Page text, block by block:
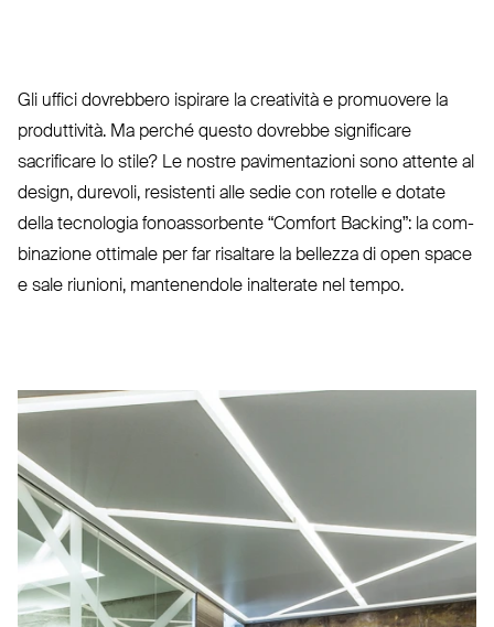
Gli uffici dovrebbero ispirare la creatività e pro­muovere la
pro­duttività. Ma perché questo dovrebbe significare
sacrificare lo stile? Le nostre pavi­men­tazioni sono attente al
design, durevoli, resistenti alle sedie con rotelle e dotate
della tec­nologia fonoas­sorbente “Comfort Backing”: la com­
bi­nazione ottimale per far risaltare la bellezza di open space
e sale riunioni, man­te­nendole inalterate nel tempo.